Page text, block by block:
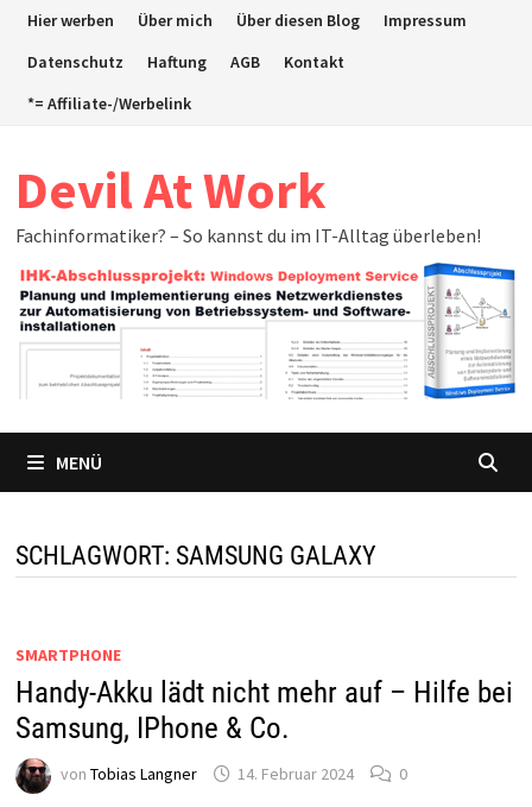
ZumHier werben Über mich Über diesen Blog
Impressum
Datenschutz
Haftung AGB
Kontakt
*= Affiliate-/Werbelink
Devil At Work
Fachinformatiker? – So kannst du im IT-Alltag überleben!
MENÜ
SCHLAGWORT: SAMSUNG GALAXY
SMARTPHONE
Handy-Akku lädt nicht mehr auf – Hilfe bei
Samsung, IPhone & Co.
von Tobias Langner 14. Februar 2024 0